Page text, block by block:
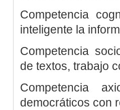
Competencia
inteligente la
Competencia
de textos, trabajo
Competencia
democráticos con